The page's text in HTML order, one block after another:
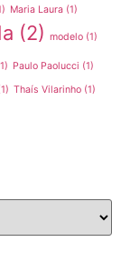
Maria Laura (1)
(2) modelo (1)
Paulo Paolucci (1)
Thaís Vilarinho (1)